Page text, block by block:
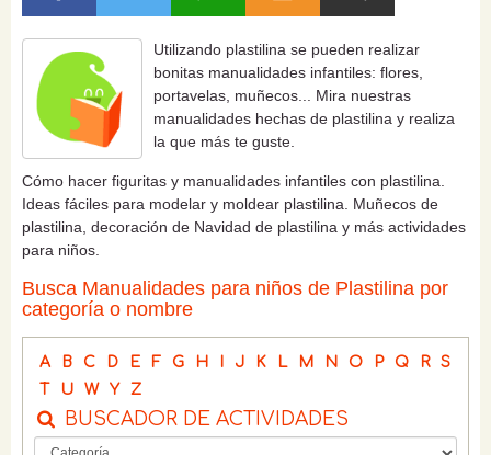
Utilizando plastilina se pueden realizar
bonitas manualidades infantiles: flores,
portavelas, muñecos... Mira nuestras
manualidades hechas de plastilina y realiza
la que más te guste.
Cómo hacer figuritas y manualidades infantiles con plastilina.
Ideas fáciles para modelar y moldear plastilina. Muñecos de
plastilina, decoración de Navidad de plastilina y más actividades
para niños.
Busca Manualidades para niños de Plastilina por
categoría o nombre
A B C D E F G H I J K L M N O P Q R
S
T
U W Y Z
BUSCADOR DE ACTIVIDADES